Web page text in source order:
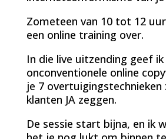
Zometeen van 10 tot 12
een online training over.
In die live uitzending geef
onconventionele online
je 7
klanten JA zeggen.
De sessie start bijna, en ik